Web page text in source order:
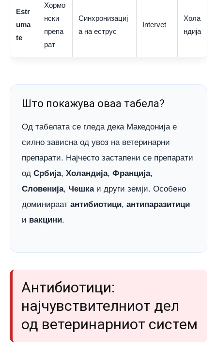
Estr
uma
te
Хормо
нски
препа
рат
Синхронизациј
а на еструс
Intervet
Хола
ндија
Што покажува оваа табела?
Од табелата се гледа дека Македонија е
силно зависна од увоз на ветеринарни
препарати. Најчесто застапени се препарати
од Србија, Холандија, Франција,
Словенија, Чешкаи други земји. Особено
доминираат антибиотици, антипаразитици
и вакцини.
Антибиотици:
најчувствителниот дел
од ветеринарниот систем